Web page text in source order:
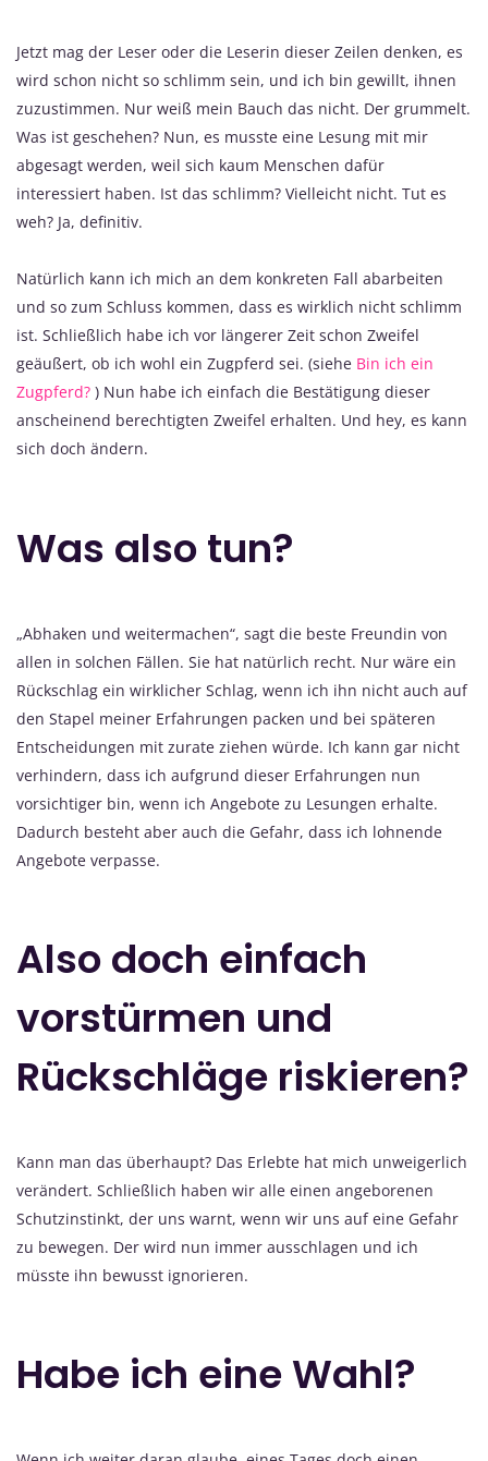
Jetzt mag der Leser oder die Leserin dieser Zeilen denken, es
wird schon nicht so schlimm sein, und ich bin gewillt, ihnen
zuzustimmen. Nur weiß mein Bauch das nicht. Der grummelt.
Was ist geschehen? Nun, es musste eine Lesung mit mir
abgesagt werden, weil sich kaum Menschen dafür
interessiert haben. Ist das schlimm? Vielleicht nicht. Tut es
weh? Ja, definitiv.
Natürlich kann ich mich an dem konkreten Fall abarbeiten
und so zum Schluss kommen, dass es wirklich nicht schlimm
ist. Schließlich habe ich vor längerer Zeit schon Zweifel
geäußert, ob ich wohl ein Zugpferd sei. (siehe Bin ich ein
Zugpferd? ) Nun habe ich einfach die Bestätigung dieser
anscheinend berechtigten Zweifel erhalten. Und hey, es kann
sich doch ändern.
Was also tun?
„Abhaken und weitermachen“, sagt die beste Freundin von
allen in solchen Fällen. Sie hat natürlich recht. Nur wäre ein
Rückschlag ein wirklicher Schlag, wenn ich ihn nicht auch auf
den Stapel meiner Erfahrungen packen und bei späteren
Entscheidungen mit zurate ziehen würde. Ich kann gar nicht
verhindern, dass ich aufgrund dieser Erfahrungen nun
vorsichtiger bin, wenn ich Angebote zu Lesungen erhalte.
Dadurch besteht aber auch die Gefahr, dass ich lohnende
Angebote verpasse.
Also doch einfach
vorstürmen und
Rückschläge riskieren?
Kann man das überhaupt? Das Erlebte hat mich unweigerlich
verändert. Schließlich haben wir alle einen angeborenen
Schutzinstinkt, der uns warnt, wenn wir uns auf eine Gefahr
zu bewegen. Der wird nun immer ausschlagen und ich
müsste ihn bewusst ignorieren.
Habe ich eine Wahl?